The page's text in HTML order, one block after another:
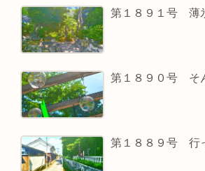
第１８９１号 薄
第１８９０号 そ
第１８８９号 行